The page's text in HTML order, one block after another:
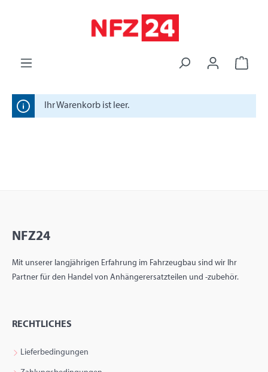
Ihr Warenkorb ist leer.
NFZ24
Mit unserer langjährigen Erfahrung im Fahrzeugbau sind wir Ihr
Partner für den Handel von Anhängerersatzteilen und -zubehör.
RECHTLICHES
Lieferbedingungen